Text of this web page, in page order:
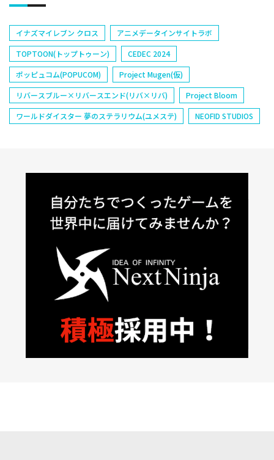
イナズマイレブン クロス
アニメデータインサイトラボ
TOPTOON(トップトゥーン)
CEDEC 2024
ポッピュコム(POPUCOM)
Project Mugen(仮)
リバースブルー×リバースエンド(リバ×リバ)
Project Bloom
ワールドダイスター 夢のステラリウム(ユメステ)
NEOFID STUDIOS